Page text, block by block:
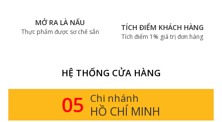
MỞ RA LÀ NẤU
Thực phẩm được sơ chế sẵn TÍCH ĐIỂM KHÁCH HÀNG
Tích điểm 1% giá trị đơn hàng
HỆ THỐNG CỬA HÀNG
05 Chi nhánh
HỒ CHÍ MINH